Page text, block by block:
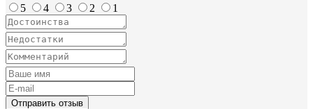
5 4 3 2 1
Отправить отзыв